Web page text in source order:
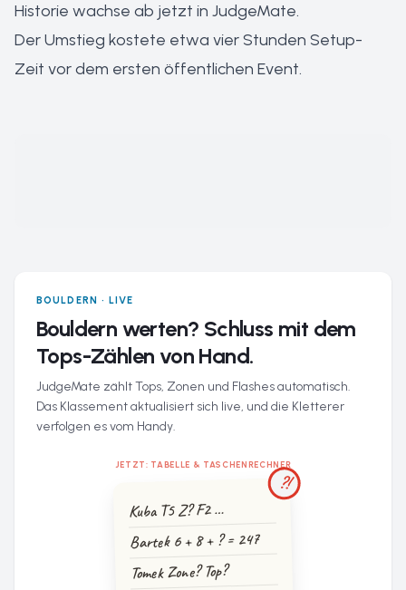
Historie wachse ab jetzt in JudgeMate.
Der Umstieg kostete etwa vier Stunden Setup-
Zeit vor dem ersten öffentlichen Event.
BOULDERN · LIVE
Bouldern werten? Schluss mit dem
Tops-Zählen von Hand.
JudgeMate zählt Tops, Zonen und Flashes automatisch.
Das Klassement aktualisiert sich live, und die Kletterer
verfolgen es vom Handy.
JETZT: TABELLE & TASCHENRECHNER
Kuba T5 Z? F2 …
Bartek 6 + 8 + ? = 247
Tomek Zone? Top?
?!